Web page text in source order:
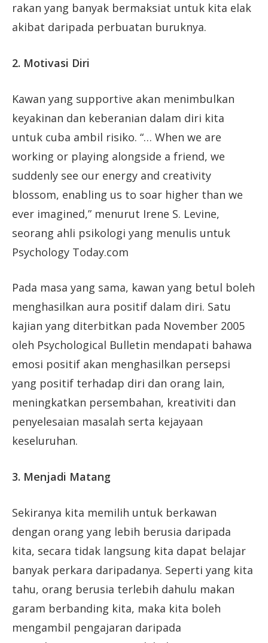
rakan yang banyak bermaksiat untuk kita elak
akibat daripada perbuatan buruknya.
2. Motivasi Diri
Kawan yang supportive akan menimbulkan
keyakinan dan keberanian dalam diri kita
untuk cuba ambil risiko. “… When we are
working or playing alongside a friend, we
suddenly see our energy and creativity
blossom, enabling us to soar higher than we
ever imagined,” menurut Irene S. Levine,
seorang ahli psikologi yang menulis untuk
Psychology Today.com
Pada masa yang sama, kawan yang betul boleh
menghasilkan aura positif dalam diri. Satu
kajian yang diterbitkan pada November 2005
oleh Psychological Bulletin mendapati bahawa
emosi positif akan menghasilkan persepsi
yang positif terhadap diri dan orang lain,
meningkatkan persembahan, kreativiti dan
penyelesaian masalah serta kejayaan
keseluruhan.
3. Menjadi Matang
Sekiranya kita memilih untuk berkawan
dengan orang yang lebih berusia daripada
kita, secara tidak langsung kita dapat belajar
banyak perkara daripadanya. Seperti yang kita
tahu, orang berusia terlebih dahulu makan
garam berbanding kita, maka kita boleh
mengambil pengajaran daripada